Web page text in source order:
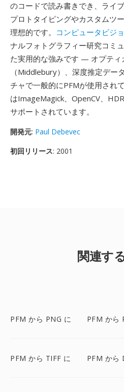
のコードで読み書きでき、ライ
プロトタイピングやカスタムツ
理想的です。 コンピュータビジ
ナルフォトグラフィー研究コミ
た実用的な強みです — オプティ
（Middlebury）、深度推定デー
チャで一般的にPFMが使用され
はImageMagick、OpenCV、
サポートされています。
開発元: Paul Debevec
初回リリース: 2001
関連す
PFM から PNG に PFM から
PFM から TIFF に PFM から